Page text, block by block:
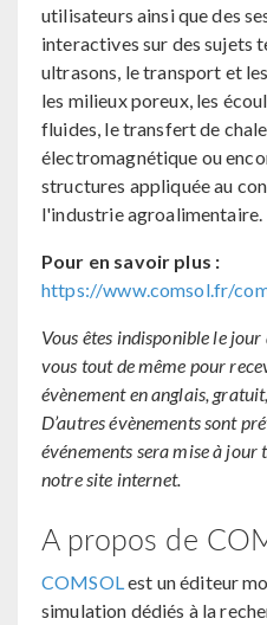
utilisateurs ainsi que des
interactives sur des sujets
ultrasons, le transport et
les milieux poreux, les
fluides, le transfert de
électromagnétique ou
structures appliquée au
l'industrie agroalimentaire.
Pour en savoir plus :
https://www.comsol.fr/
Vous êtes indisponible le
vous tout de même pour
évènement en anglais,
D’autres évènements sont
événements sera mise à jour
notre site internet.
A propos de
COMSOL est un éditeur
simulation dédiés à la